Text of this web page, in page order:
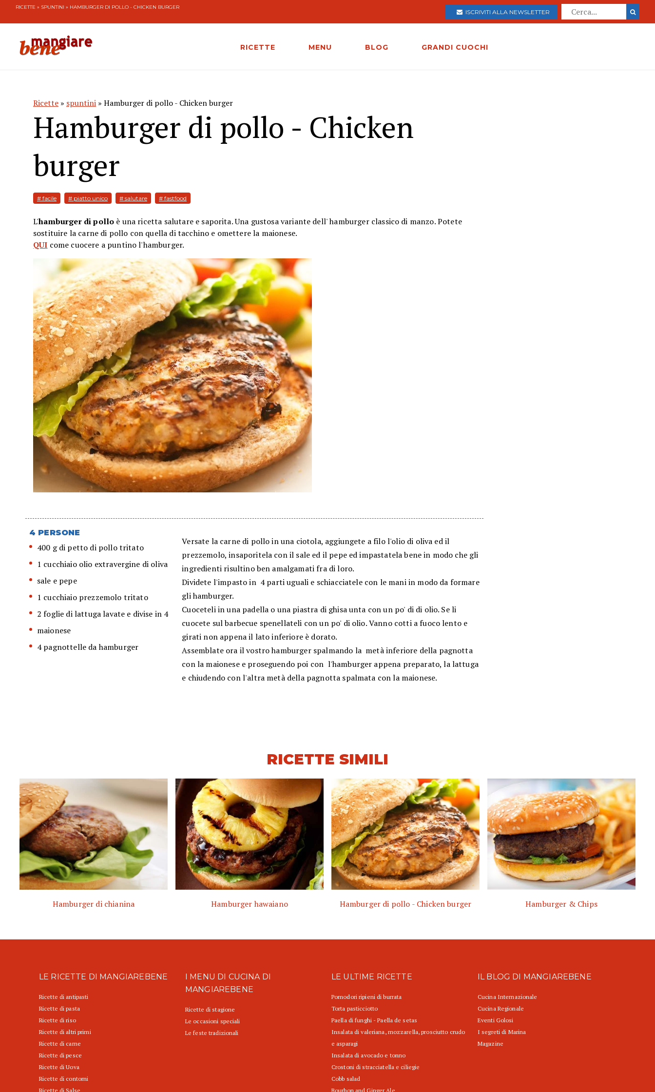
RICETTE » SPUNTINI » HAMBURGER DI POLLO - CHICKEN BURGER
ISCRIVITI ALLA NEWSLETTER
RICETTE MENU BLOG GRANDI CUOCHI
Ricette » spuntini » Hamburger di pollo - Chicken burger
Hamburger di pollo - Chicken
burger
# facile # piatto unico # salutare # fastfood
L'hamburger di pollo è una ricetta salutare e saporita. Una gustosa variante dell' hamburger classico di manzo. Potete
sostituire la carne di pollo con quella di tacchino e omettere la maionese.
QUI come cuocere a puntino l'hamburger.
4 PERSONE
400 g di petto di pollo tritato
1 cucchiaio olio extravergine di oliva
sale e pepe
1 cucchiaio prezzemolo tritato
2 foglie di lattuga lavate e divise in 4
maionese
4 pagnottelle da hamburger
Versate la carne di pollo in una ciotola, aggiungete a filo l'olio di oliva ed il
prezzemolo, insaporitela con il sale ed il pepe ed impastatela bene in modo che gli
ingredienti risultino ben amalgamati fra di loro.
Dividete l'impasto in 4 parti uguali e schiacciatele con le mani in modo da formare
gli hamburger.
Cuoceteli in una padella o una piastra di ghisa unta con un po' di di olio. Se li
cuocete sul barbecue spenellateli con un po' di olio. Vanno cotti a fuoco lento e
girati non appena il lato inferiore è dorato.
Assemblate ora il vostro hamburger spalmando la metà inferiore della pagnotta
con la maionese e proseguendo poi con l'hamburger appena preparato, la lattuga
e chiudendo con l'altra metà della pagnotta spalmata con la maionese.
RICETTE SIMILI
Hamburger di chianina Hamburger hawaiano Hamburger di pollo - Chicken burger Hamburger & Chips
LE RICETTE DI MANGIAREBENE
Ricette di antipasti
Ricette di pasta
Ricette di riso
Ricette di altri primi
Ricette di carne
Ricette di pesce
Ricette di Uova
Ricette di contorni
Ricette di Salse
I MENU DI CUCINA DI
MANGIAREBENE
Ricette di stagione
Le occasioni speciali
Le feste tradizionali
LE ULTIME RICETTE
Pomodori ripieni di burrata
Torta pasticciotto
Paella di funghi - Paella de setas
Insalata di valeriana, mozzarella, prosciutto crudo
e asparagi
Insalata di avocado e tonno
Crostoni di stracciatella e ciliegie
Cobb salad
Bourbon and Ginger Ale
IL BLOG DI MANGIAREBENE
Cucina Internazionale
Cucina Regionale
Eventi Golosi
I segreti di Marina
Magazine